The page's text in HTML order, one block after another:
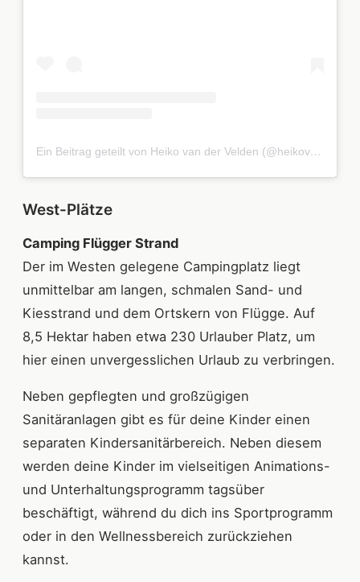
Ein Beitrag geteilt von Heiko van der Velden (@heikovandervelden)
West-Plätze
Camping Flügger Strand
Der im Westen gelegene Campingplatz liegt
unmittelbar am langen, schmalen Sand- und
Kiesstrand und dem Ortskern von Flügge. Auf
8,5 Hektar haben etwa 230 Urlauber Platz, um
hier einen unvergesslichen Urlaub zu verbringen.
Neben gepflegten und großzügigen
Sanitäranlagen gibt es für deine Kinder einen
separaten Kindersanitärbereich. Neben diesem
werden deine Kinder im vielseitigen Animations-
und Unterhaltungsprogramm tagsüber
beschäftigt, während du dich ins Sportprogramm
oder in den Wellnessbereich zurückziehen
kannst.